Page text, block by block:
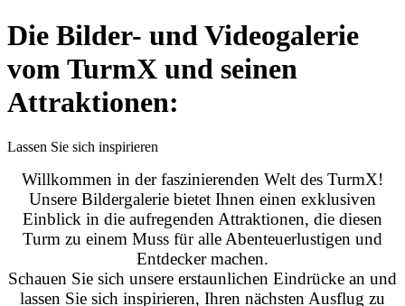
Die Bilder- und Videogalerie
vom TurmX und seinen
Attraktionen:
Lassen Sie sich inspirieren
Willkommen in der faszinierenden Welt des TurmX!
Unsere Bildergalerie bietet Ihnen einen exklusiven
Einblick in die aufregenden Attraktionen, die diesen
Turm zu einem Muss für alle Abenteuerlustigen und
Entdecker machen.
Schauen Sie sich unsere erstaunlichen Eindrücke an und
lassen Sie sich inspirieren, Ihren nächsten Ausflug zu